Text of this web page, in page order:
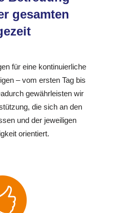
gesamten
für eine kontinuierliche
– vom ersten Tag bis
gewährleisten wir
die sich an den
und der jeweiligen
orientiert.